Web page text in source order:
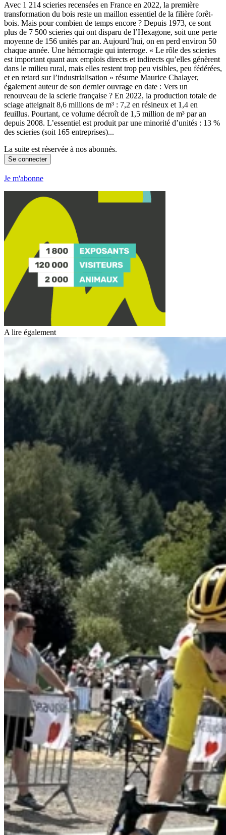
Avec 1 214 scieries recensées en France en 2022, la première
transformation du bois reste un maillon essentiel de la filière forêt-
bois. Mais pour combien de temps encore ? Depuis 1973, ce sont
plus de 7 500 scieries qui ont disparu de l’Hexagone, soit une perte
moyenne de 156 unités par an. Aujourd’hui, on en perd environ 50
chaque année. Une hémorragie qui interroge. « Le rôle des scieries
est important quant aux emplois directs et indirects qu’elles génèrent
dans le milieu rural, mais elles restent trop peu visibles, peu fédérées,
et en retard sur l’industrialisation » résume Maurice Chalayer,
également auteur de son dernier ouvrage en date : Vers un
renouveau de la scierie française ? En 2022, la production totale de
sciage atteignait 8,6 millions de m³ : 7,2 en résineux et 1,4 en
feuillus. Pourtant, ce volume décroît de 1,5 million de m³ par an
depuis 2008. L’essentiel est produit par une minorité d’unités : 13 %
des scieries (soit 165 entreprises)...
La suite est réservée à nos abonnés.
Se connecter
Je m'abonne
A lire également